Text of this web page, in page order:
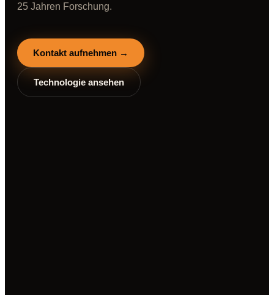
25 Jahren Forschung.
Kontakt aufnehmen →
Technologie ansehen